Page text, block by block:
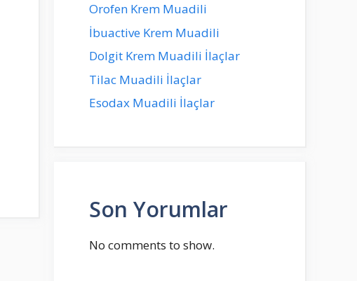
Orofen Krem Muadili
İbuactive Krem Muadili
Dolgit Krem Muadili İlaçlar
Tilac Muadili İlaçlar
Esodax Muadili İlaçlar
Son Yorumlar
No comments to show.